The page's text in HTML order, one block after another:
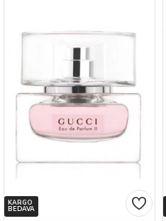
KARGO
BEDAVA